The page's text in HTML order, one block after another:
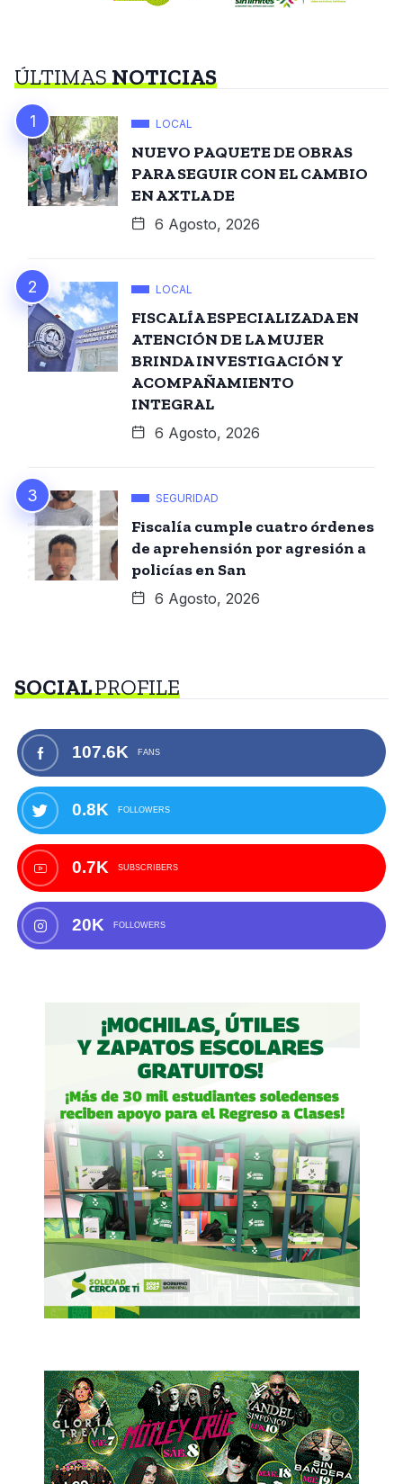
ÚLTIMASNOTICIAS
LOCAL
NUEVO PAQUETE DE OBRAS
PARA SEGUIR CON EL CAMBIO
EN AXTLA DE
6 Agosto, 2026
LOCAL
FISCALÍA ESPECIALIZADA EN
ATENCIÓN DE LA MUJER
BRINDA INVESTIGACIÓN Y
ACOMPAÑAMIENTO
INTEGRAL
6 Agosto, 2026
SEGURIDAD
Fiscalía cumple cuatro órdenes
de aprehensión por agresión a
policías en San
6 Agosto, 2026
SOCIALPROFILE
107.6K FANS
0.8K FOLLOWERS
0.7K SUBSCRIBERS
20K FOLLOWERS